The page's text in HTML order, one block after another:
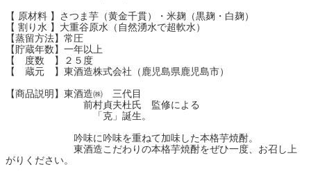
【 原材料 】さつま芋（黄金千貫）・米麹（黒麹・白麹）
【 割り水 】大重谷原水（自然湧水で超軟水）
【蒸留方法】常圧
【貯蔵年数】一年以上
【 度数 】２５度
【 蔵元 】東酒造株式会社（鹿児島県鹿児島市）
【商品説明】東酒造㈱ 三代目
前村貞夫杜氏 監修による
「克」誕生。
吟味に吟味を重ねて加味した本格芋焼酎。
東酒造こだわりの本格芋焼酎をぜひ一度、お召し上
がりください。